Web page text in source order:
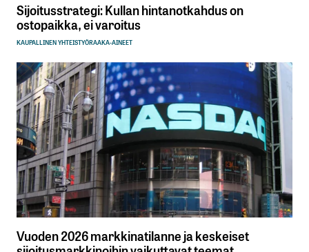
Sijoitusstrategi: Kullan hintanotkahdus on
ostopaikka, ei varoitus
KAUPALLINEN YHTEISTYÖRAAKA-AINEET
Vuoden 2026 markkinatilanne ja keskeiset